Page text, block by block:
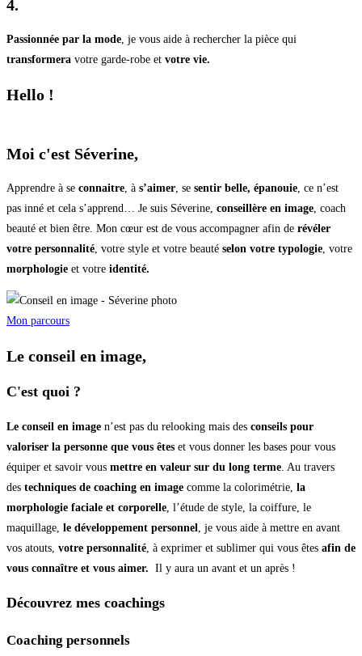
4.
Passionnée par la mode, je vous aide à rechercher la pièce qui
transformera votre garde-robe et votre vie.
Hello !
Moi c'est Séverine,
Apprendre à se connaitre, à s’aimer, se sentir belle, épanouie, ce n’est
pas inné et cela s’apprend… Je suis Séverine, conseillère en image, coach
beauté et bien être. Mon cœur est de vous accompagner afin de révéler
votre personnalité, votre style et votre beauté selon votre typologie, votre
morphologie et votre identité.
Mon parcours
Le conseil en image,
C'est quoi ?
Le conseil en image n’est pas du relooking mais des conseils pour
valoriser la personne que vous êtes et vous donner les bases pour vous
équiper et savoir vous mettre en valeur sur du long terme . Au travers
des techniques de coaching en image comme la colorimétrie, la
morphologie faciale et corporelle , l’étude de style, la coiffure, le
maquillage, le développement personnel
, je vous aide à mettre en avant
vos atouts, votre personnalité , à exprimer et sublimer qui vous êtes afin de
vous connaître et vous aimer. Il y aura un avant et un après !
Découvrez mes coachings
Coaching personnels